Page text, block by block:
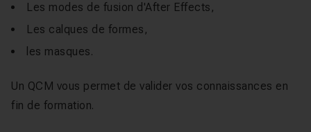
Les modes de fusion d'After Effects,
Les calques de formes,
les masques.
Un QCM vous permet de valider vos connaissances en
fin de formation.